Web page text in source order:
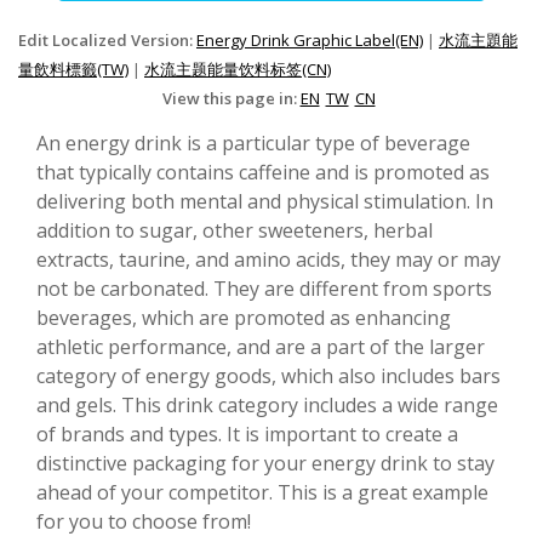
Edit Localized Version:Energy Drink Graphic Label(EN) | 水流主題能
量飲料標籤(TW) | 水流主题能量饮料标签(CN)
View this page in:EN TW CN
An energy drink is a particular type of beverage
that typically contains caffeine and is promoted as
delivering both mental and physical stimulation. In
addition to sugar, other sweeteners, herbal
extracts, taurine, and amino acids, they may or may
not be carbonated. They are different from sports
beverages, which are promoted as enhancing
athletic performance, and are a part of the larger
category of energy goods, which also includes bars
and gels. This drink category includes a wide range
of brands and types. It is important to create a
distinctive packaging for your energy drink to stay
ahead of your competitor. This is a great example
for you to choose from!